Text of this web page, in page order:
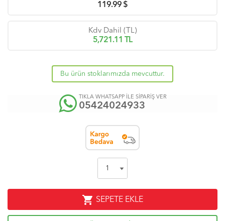
119.99 $
Kdv Dahil (TL)
5,721.11 TL
Bu ürün stoklarımızda mevcuttur.
TIKLA WHATSAPP İLE SİPARİŞ VER
05424024933
shopping_cart SEPETE EKLE